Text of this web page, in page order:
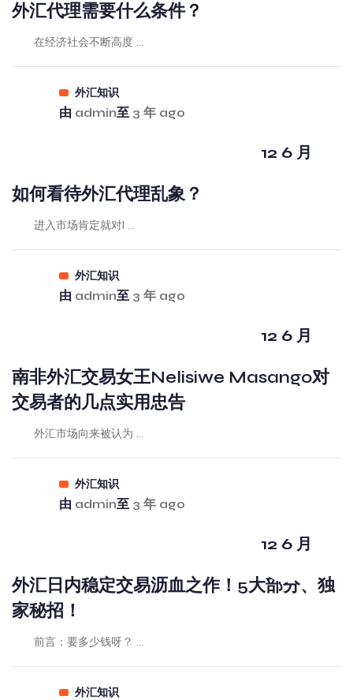
外汇代理需要什么条件？
在经济社会不断高度 ...
外汇知识
由 admin至 3 年 ago
12 6 月
如何看待外汇代理乱象？
进入市场肯定就对I ...
外汇知识
由 admin至 3 年 ago
12 6 月
南非外汇交易女王Nelisiwe Masango对
交易者的几点实用忠告
外汇市场向来被认为 ...
外汇知识
由 admin至 3 年 ago
12 6 月
外汇日内稳定交易沥血之作！5大部分、独
家秘招！
前言：要多少钱呀？ ...
外汇知识